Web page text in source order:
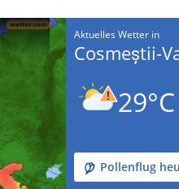
Aktuelles Wetter in
Cosmeștii-
29°C
Pollenflug